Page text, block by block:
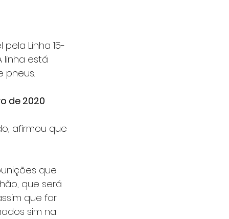
Linha 15-
linha está
pneus.
de 2020
afirmou que
que
que será
que for
sim na